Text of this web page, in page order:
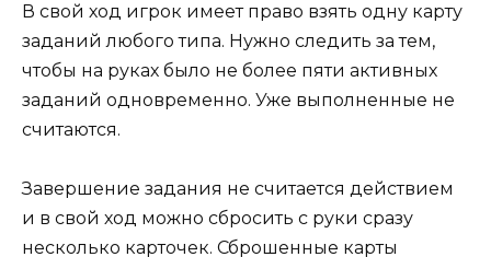
В свой ход игрок имеет право взять одну карту
заданий любого типа. Нужно следить за тем,
чтобы на руках было не более пяти активных
заданий одновременно. Уже выполненные не
считаются.
Завершение задания не считается действием
и в свой ход можно сбросить с руки сразу
несколько карточек. Сброшенные карты